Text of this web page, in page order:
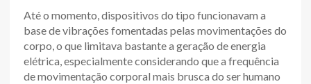
Até o momento, dispositivos do tipo funcionavam a
base de vibrações fomentadas pelas movimentações do
corpo, o que limitava bastante a geração de energia
elétrica, especialmente considerando que a frequência
de movimentação corporal mais brusca do ser humano